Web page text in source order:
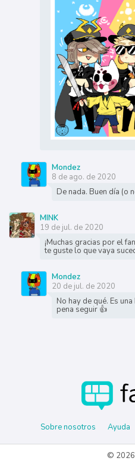
Mondez
8 de ago. de 2020
De nada. Buen día (o
MINK
19 de jul. de 2020
¡Muchas gracias por el
te guste lo que vaya
Mondez
20 de jul. de 2020
No hay de qué. Es
pena seguir 👍
Sobre nosotros Ayuda
© 2026